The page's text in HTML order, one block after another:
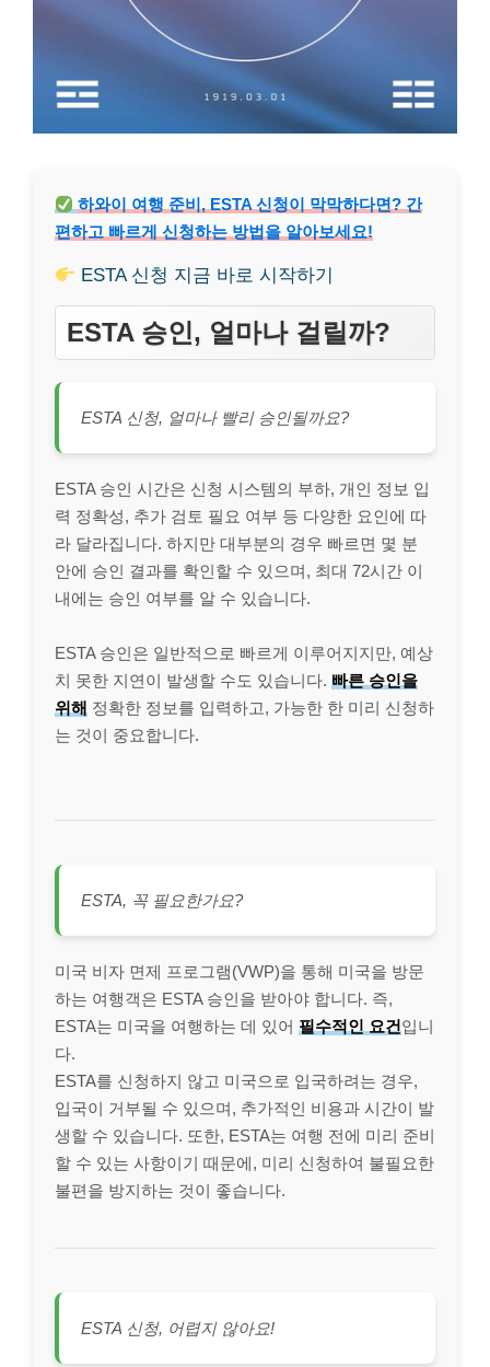
하와이 여행 준비, ESTA 신청이 막막하다면? 간
편하고 빠르게 신청하는 방법을 알아보세요!
ESTA 신청 지금 바로 시작하기
ESTA 승인, 얼마나 걸릴까?
ESTA 신청, 얼마나 빨리 승인될까요?
ESTA 승인 시간은 신청 시스템의 부하, 개인 정보 입
력 정확성, 추가 검토 필요 여부 등 다양한 요인에 따
라 달라집니다. 하지만 대부분의 경우 빠르면 몇 분
안에 승인 결과를 확인할 수 있으며, 최대 72시간 이
내에는 승인 여부를 알 수 있습니다.
ESTA 승인은 일반적으로 빠르게 이루어지지만, 예상
치 못한 지연이 발생할 수도 있습니다. 빠른 승인을
위해 정확한 정보를 입력하고, 가능한 한 미리 신청하
는 것이 중요합니다.
ESTA, 꼭 필요한가요?
미국 비자 면제 프로그램(VWP)을 통해 미국을 방문
하는 여행객은 ESTA 승인을 받아야 합니다. 즉,
ESTA는 미국을 여행하는 데 있어 필수적인 요건입니
다.
ESTA를 신청하지 않고 미국으로 입국하려는 경우,
입국이 거부될 수 있으며, 추가적인 비용과 시간이 발
생할 수 있습니다. 또한, ESTA는 여행 전에 미리 준비
할 수 있는 사항이기 때문에, 미리 신청하여 불필요한
불편을 방지하는 것이 좋습니다.
ESTA 신청, 어렵지 않아요!